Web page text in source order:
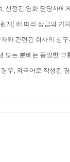
정된 영화 담당자에
) 에 따라 상금의
와 관련된 회사의 청
또는 분배는 동일한 그
우, 외국어로 작성된